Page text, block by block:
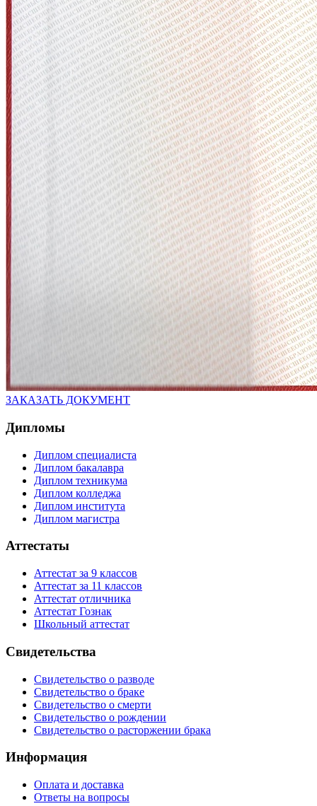
ЗАКАЗАТЬ ДОКУМЕНТ
Дипломы
Диплом специалиста
Диплом бакалавра
Диплом техникума
Диплом колледжа
Диплом института
Диплом магистра
Аттестаты
Аттестат за 9 классов
Аттестат за 11 классов
Аттестат отличника
Аттестат Гознак
Школьный аттестат
Свидетельства
Свидетельство о разводе
Свидетельство о браке
Свидетельство о смерти
Свидетельство о рождении
Свидетельство о расторжении брака
Информация
Оплата и доставка
Ответы на вопросы